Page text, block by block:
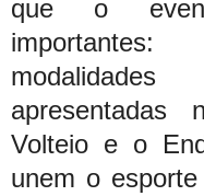
que o
Volteio e o
unem o